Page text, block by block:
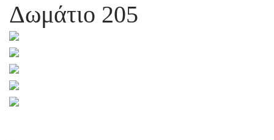
Δωμάτιο 205